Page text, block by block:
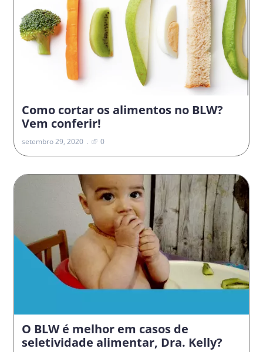
Como cortar os alimentos no BLW?
Vem conferir!
setembro 29, 2020 0
O BLW é melhor em casos de
seletividade alimentar, Dra. Kelly?